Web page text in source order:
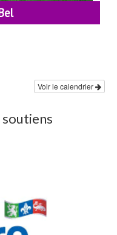
Voir le calendrier